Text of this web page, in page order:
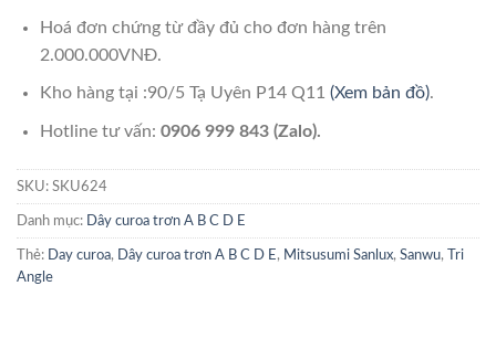
Hoá đơn chứng từ đầy đủ cho đơn hàng trên
2.000.000VNĐ.
Kho hàng tại :90/5 Tạ Uyên P14 Q11 (Xem bản đồ).
Hotline tư vấn: 0906 999 843 (Zalo).
SKU: SKU624
Danh mục: Dây curoa trơn A B C D E
Thẻ: Day curoa, Dây curoa trơn A B C D E , Mitsusumi Sanlux, Sanwu,
Tri
Angle